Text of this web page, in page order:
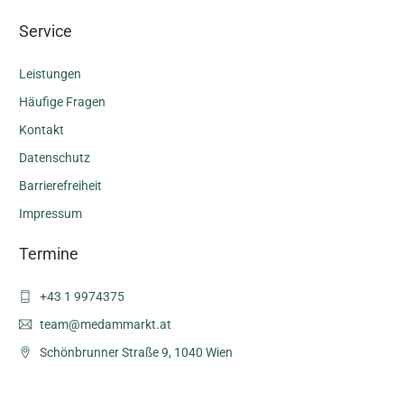
Service
Leistungen
Häufige Fragen
Kontakt
Datenschutz
Barrierefreiheit
Impressum
Termine
‭+43 1 9974375‬
Schönbrunner Straße 9, 1040 Wien